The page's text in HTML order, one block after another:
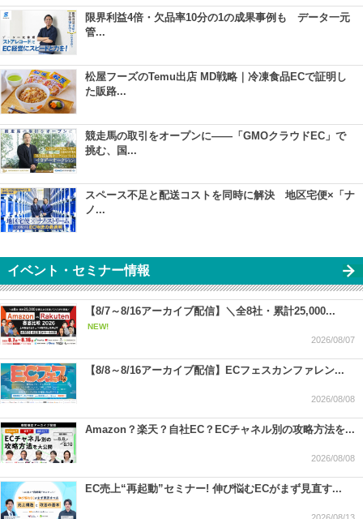
限界利益4倍・欠品率10分の1の成果事例も データ一元
管...
松屋フーズのTemu出店 MD戦略｜冷凍食品ECで証明し
た販路...
競走馬の取引をオープンに――「GMOクラウドEC」で
挑む、国...
スペース不足と配送コストを同時に解決 地区宅便×「ナ
ノ...
イベント・セミナー情報
【8/7～8/16アーカイブ配信】＼全8社・累計25,000...
NEW!
2026/08/07
【8/8～8/16アーカイブ配信】ECフェスカンファレン...
2026/08/08
Amazon？楽天？自社EC？ECチャネル別の攻略方法を...
2026/08/08
EC売上“再起動”セミナー! 伸び悩むECがまず見直す...